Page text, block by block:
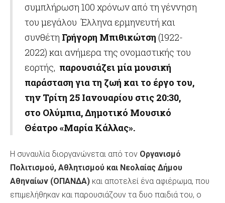
συμπλήρωση 100 χρόνων από τη γέννηση
του μεγάλου Έλληνα ερμηνευτή και
συνθέτη Γρήγορη Μπιθικώτση (1922-
2022) και ανήμερα της ονομαστικής του
εορτής, παρουσιάζει μία μουσική
παράσταση για τη ζωή και το έργο του,
την Τρίτη 25 Ιανουαρίου στις 20:30,
στο Ολύμπια, Δημοτικό Μουσικό
Θέατρο «Μαρία Κάλλας».
Η συναυλία διοργανώνεται από τον Οργανισμό
Πολιτισμού, Αθλητισμού και Νεολαίας Δήμου
Αθηναίων (ΟΠΑΝΔΑ) και αποτελεί ένα αφιέρωμα, που
επιμελήθηκαν και παρουσιάζουν τα δυο παιδιά του, ο